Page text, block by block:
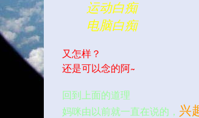
运动白痴
电脑白痴
又怎样？
还是可以念的阿~
回到上面的道理
妈咪由以前就一直在说的， 兴